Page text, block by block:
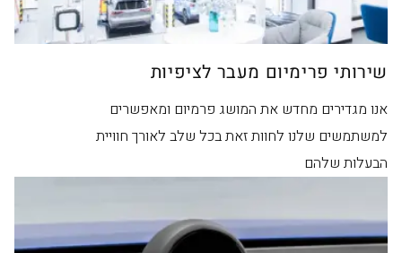
שירותי פרימיום מעבר לציפיות
אנו מגדירים מחדש את המושג פרמיום ומאפשרים
למשתמשים שלנו לחוות זאת בכל שלב לאורך חוויית
הבעלות שלהם